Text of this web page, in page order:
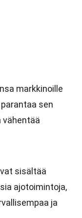
markkinoille
sen
sisältää
ajotoimintoja,
ja